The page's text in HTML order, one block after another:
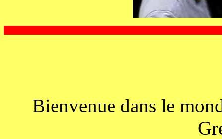
Bienvenue dans le